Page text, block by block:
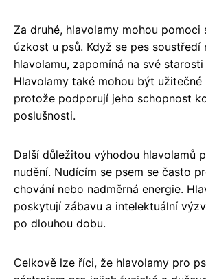
Za druhé, hlavolamy mohou pomoci
úzkost u psů. Když se pes soustředí
hlavolamu, zapomíná na své
Hlavolamy také mohou být užitečné
protože podporují jeho schopnost
poslušnosti.
Další důležitou výhodou hlavolamů
nudění. Nudícím se psem se často
chování nebo nadměrná energie.
poskytují zábavu a intelektuální
po dlouhou dobu.
Celkově lze říci, že hlavolamy pro